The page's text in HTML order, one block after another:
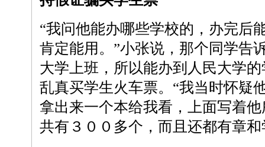
“我问他能办哪些学校的，办完后
肯定能用。”小张说，那个同学告
大学上班，所以能办到人民大学
乱真买学生火车票。“我当时怀疑
拿出来一个本给我看，上面写着
共有３００多个，而且还都有章